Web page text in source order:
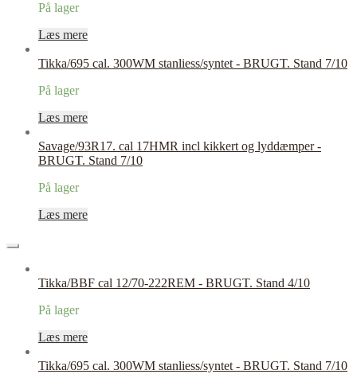
På lager
Læs mere
Tikka/695 cal. 300WM stanliess/syntet - BRUGT. Stand 7/10
På lager
Læs mere
Savage/93R17. cal 17HMR incl kikkert og lyddæmper -
BRUGT. Stand 7/10
På lager
Læs mere
Tikka/BBF cal 12/70-222REM - BRUGT. Stand 4/10
På lager
Læs mere
Tikka/695 cal. 300WM stanliess/syntet - BRUGT. Stand 7/10